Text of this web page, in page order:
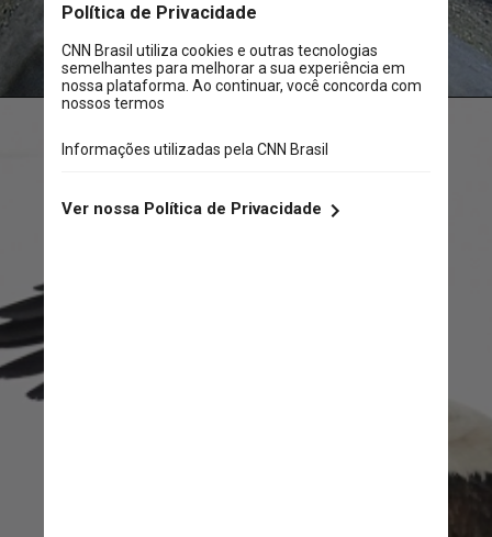
John Speirs/Reprodução CNN